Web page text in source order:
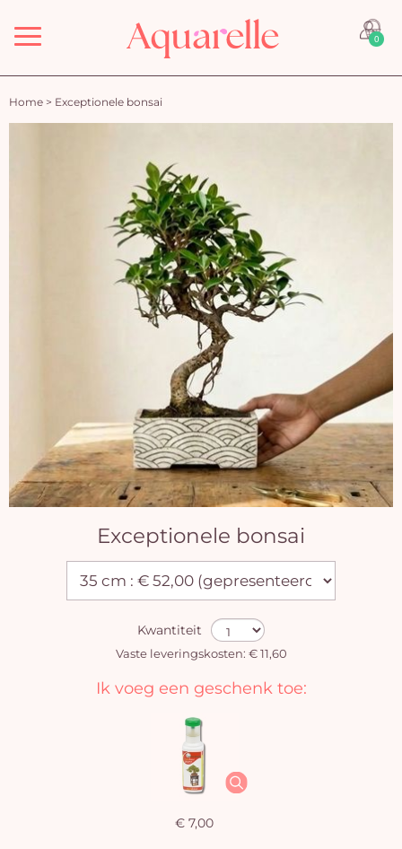
Menu 0
Home > Exceptionele bonsai
Exceptionele bonsai
Kwantiteit
Vaste leveringskosten: € 11,60
Ik voeg een geschenk toe:
€ 7,00